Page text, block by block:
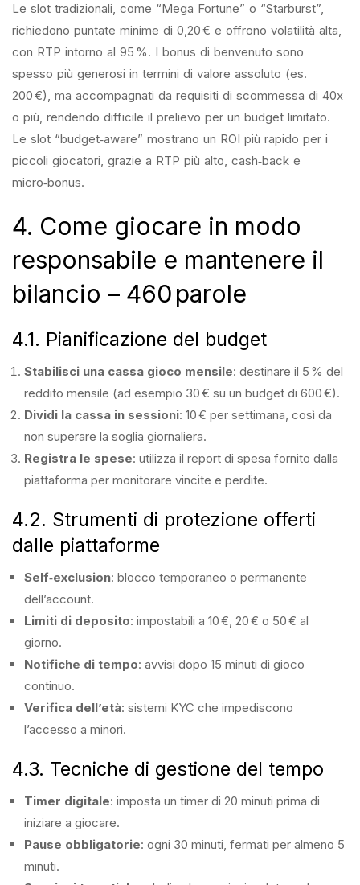
Le slot tradizionali, come “Mega Fortune” o “Starburst”,
richiedono puntate minime di 0,20 € e offrono volatilità alta,
con RTP intorno al 95 %. I bonus di benvenuto sono
spesso più generosi in termini di valore assoluto (es.
200 €), ma accompagnati da requisiti di scommessa di 40x
o più, rendendo difficile il prelievo per un budget limitato.
Le slot “budget‑aware” mostrano un ROI più rapido per i
piccoli giocatori, grazie a RTP più alto, cash‑back e
micro‑bonus.
4. Come giocare in modo
responsabile e mantenere il
bilancio – 460 parole
4.1. Pianificazione del budget
Stabilisci una cassa gioco mensile: destinare il 5 % del
reddito mensile (ad esempio 30 € su un budget di 600 €).
Dividi la cassa in sessioni: 10 € per settimana, così da
non superare la soglia giornaliera.
Registra le spese: utilizza il report di spesa fornito dalla
piattaforma per monitorare vincite e perdite.
4.2. Strumenti di protezione offerti
dalle piattaforme
Self‑exclusion: blocco temporaneo o permanente
dell’account.
Limiti di deposito: impostabili a 10 €, 20 € o 50 € al
giorno.
Notifiche di tempo: avvisi dopo 15 minuti di gioco
continuo.
Verifica dell’età: sistemi KYC che impediscono
l’accesso a minori.
4.3. Tecniche di gestione del tempo
Timer digitale: imposta un timer di 20 minuti prima di
iniziare a giocare.
Pause obbligatorie: ogni 30 minuti, fermati per almeno 5
minuti.